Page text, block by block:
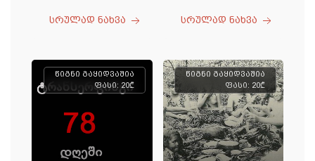
სრულად ნახვა სრულად ნახვა
წიგნი გაყიდვაშია
ფასი: 20₾
წიგნი გაყიდვაშია
ფასი: 20₾